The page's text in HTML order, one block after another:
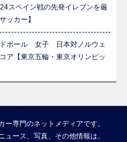
スペイン戦の先発イレブンを厳
ッカー】
ドボール 女子 日本対ノルウェ
ア【東京五輪・東京オリンピッ
ー専門のネットメディアです。
ース、写真、その他情報は、